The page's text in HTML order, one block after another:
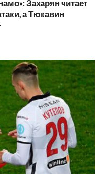
Захарян читает
а Тюкавин